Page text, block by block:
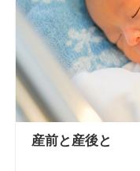
産前と産後と